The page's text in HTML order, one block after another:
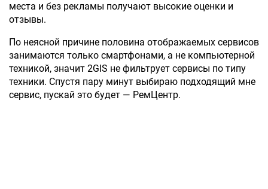
места и без рекламы получают высокие оценки и
отзывы.
По неясной причине половина отображаемых сервисов
занимаются только смартфонами, а не компьютерной
техникой, значит 2GIS не фильтрует сервисы по типу
техники. Спустя пару минут выбираю подходящий мне
сервис, пускай это будет — РемЦентр.